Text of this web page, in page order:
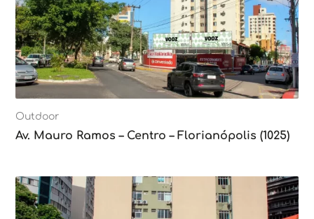
Outdoor
Av. Mauro Ramos – Centro – Florianópolis (1025)